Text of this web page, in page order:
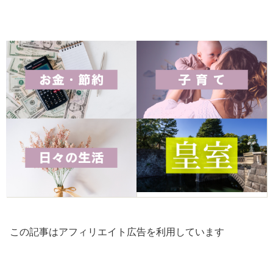
この記事はアフィリエイト広告を利用しています